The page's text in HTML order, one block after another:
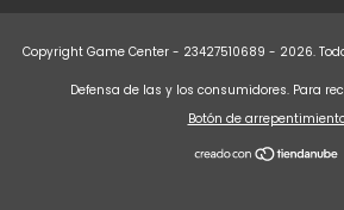
Copyright Game Center - 23427510689 - 2026.
Defensa de las y los consumidores. Para
Botón de